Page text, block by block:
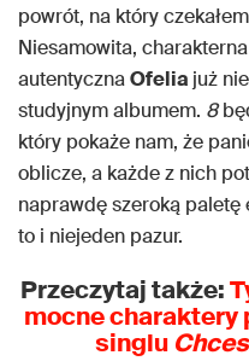
powrót, na który
Niesamowita,
autentycznaOfelia już
studyjnym albumem. 8
który pokaże nam, że
oblicze, a każde z nich
naprawdę szeroką paletę
to i niejeden pazur.
Przeczytaj także:
mocne charaktery
singlu